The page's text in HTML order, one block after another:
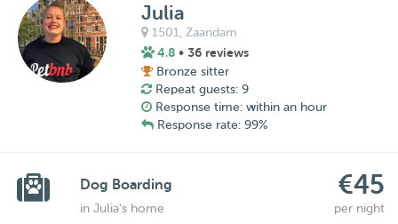
Julia
1501,Zaandam
4.8 • 36 reviews
Bronze sitter
Repeat guests: 9
Response time: within an hour
Response rate: 99%
Dog Boarding €45
in Julia's home per night